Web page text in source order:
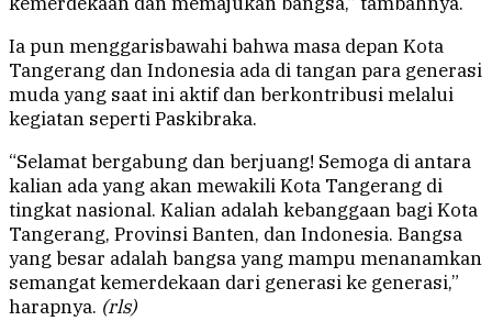
Ia pun menggarisbawahi bahwa masa depan Kota
Tangerang dan Indonesia ada di tangan para generasi
muda yang saat ini aktif dan berkontribusi melalui
kegiatan seperti Paskibraka.
“Selamat bergabung dan berjuang! Semoga di antara
kalian ada yang akan mewakili Kota Tangerang di
tingkat nasional. Kalian adalah kebanggaan bagi Kota
Tangerang, Provinsi Banten, dan Indonesia. Bangsa
yang besar adalah bangsa yang mampu menanamkan
semangat kemerdekaan dari generasi ke generasi,”
harapnya. (rls)